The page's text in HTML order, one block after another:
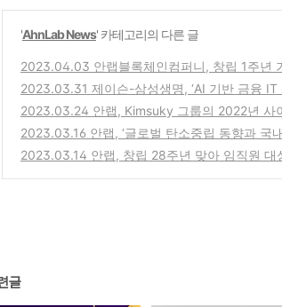
'AhnLab News' 카테고리의 다른 글
2023.04.03 안랩블록체인컴퍼니, 창립 1주년
2023.03.31 제이슨-삼성생명, ‘AI 기반 금융 IT
2023.03.24 안랩, Kimsuky 그룹의 2022년 사
2023.03.16 안랩, ‘글로벌 탄소중립 동향과 국
2023.03.14 안랩, 창립 28주년 맞아 임직원 대
글